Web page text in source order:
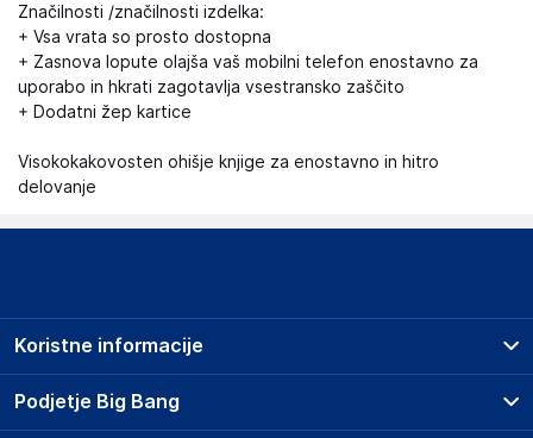
Značilnosti /značilnosti izdelka:
+ Vsa vrata so prosto dostopna
+ Zasnova lopute olajša vaš mobilni telefon enostavno za
uporabo in hkrati zagotavlja vsestransko zaščito
+ Dodatni žep kartice
Visokokakovosten ohišje knjige za enostavno in hitro
delovanje
Podjetje Big Bang
Koristne informacije
Prodajna mesta